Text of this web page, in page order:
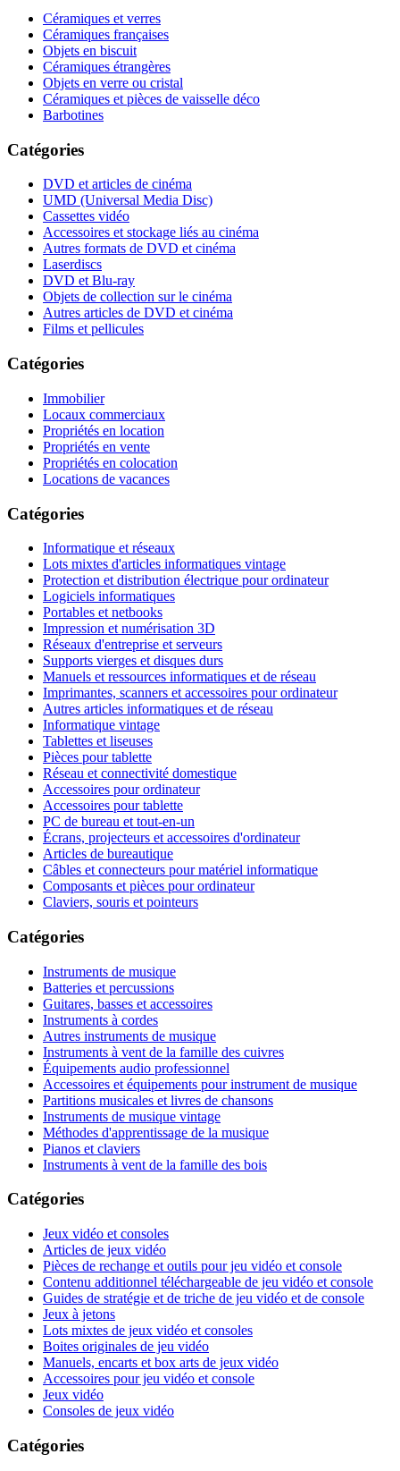
Céramiques et verres
Céramiques françaises
Objets en biscuit
Céramiques étrangères
Objets en verre ou cristal
Céramiques et pièces de vaisselle déco
Barbotines
Catégories
DVD et articles de cinéma
UMD (Universal Media Disc)
Cassettes vidéo
Accessoires et stockage liés au cinéma
Autres formats de DVD et cinéma
Laserdiscs
DVD et Blu-ray
Objets de collection sur le cinéma
Autres articles de DVD et cinéma
Films et pellicules
Catégories
Immobilier
Locaux commerciaux
Propriétés en location
Propriétés en vente
Propriétés en colocation
Locations de vacances
Catégories
Informatique et réseaux
Lots mixtes d'articles informatiques vintage
Protection et distribution électrique pour ordinateur
Logiciels informatiques
Portables et netbooks
Impression et numérisation 3D
Réseaux d'entreprise et serveurs
Supports vierges et disques durs
Manuels et ressources informatiques et de réseau
Imprimantes, scanners et accessoires pour ordinateur
Autres articles informatiques et de réseau
Informatique vintage
Tablettes et liseuses
Pièces pour tablette
Réseau et connectivité domestique
Accessoires pour ordinateur
Accessoires pour tablette
PC de bureau et tout-en-un
Écrans, projecteurs et accessoires d'ordinateur
Articles de bureautique
Câbles et connecteurs pour matériel informatique
Composants et pièces pour ordinateur
Claviers, souris et pointeurs
Catégories
Instruments de musique
Batteries et percussions
Guitares, basses et accessoires
Instruments à cordes
Autres instruments de musique
Instruments à vent de la famille des cuivres
Équipements audio professionnel
Accessoires et équipements pour instrument de musique
Partitions musicales et livres de chansons
Instruments de musique vintage
Méthodes d'apprentissage de la musique
Pianos et claviers
Instruments à vent de la famille des bois
Catégories
Jeux vidéo et consoles
Articles de jeux vidéo
Pièces de rechange et outils pour jeu vidéo et console
Contenu additionnel téléchargeable de jeu vidéo et console
Guides de stratégie et de triche de jeu vidéo et de console
Jeux à jetons
Lots mixtes de jeux vidéo et consoles
Boites originales de jeu vidéo
Manuels, encarts et box arts de jeux vidéo
Accessoires pour jeu vidéo et console
Jeux vidéo
Consoles de jeux vidéo
Catégories